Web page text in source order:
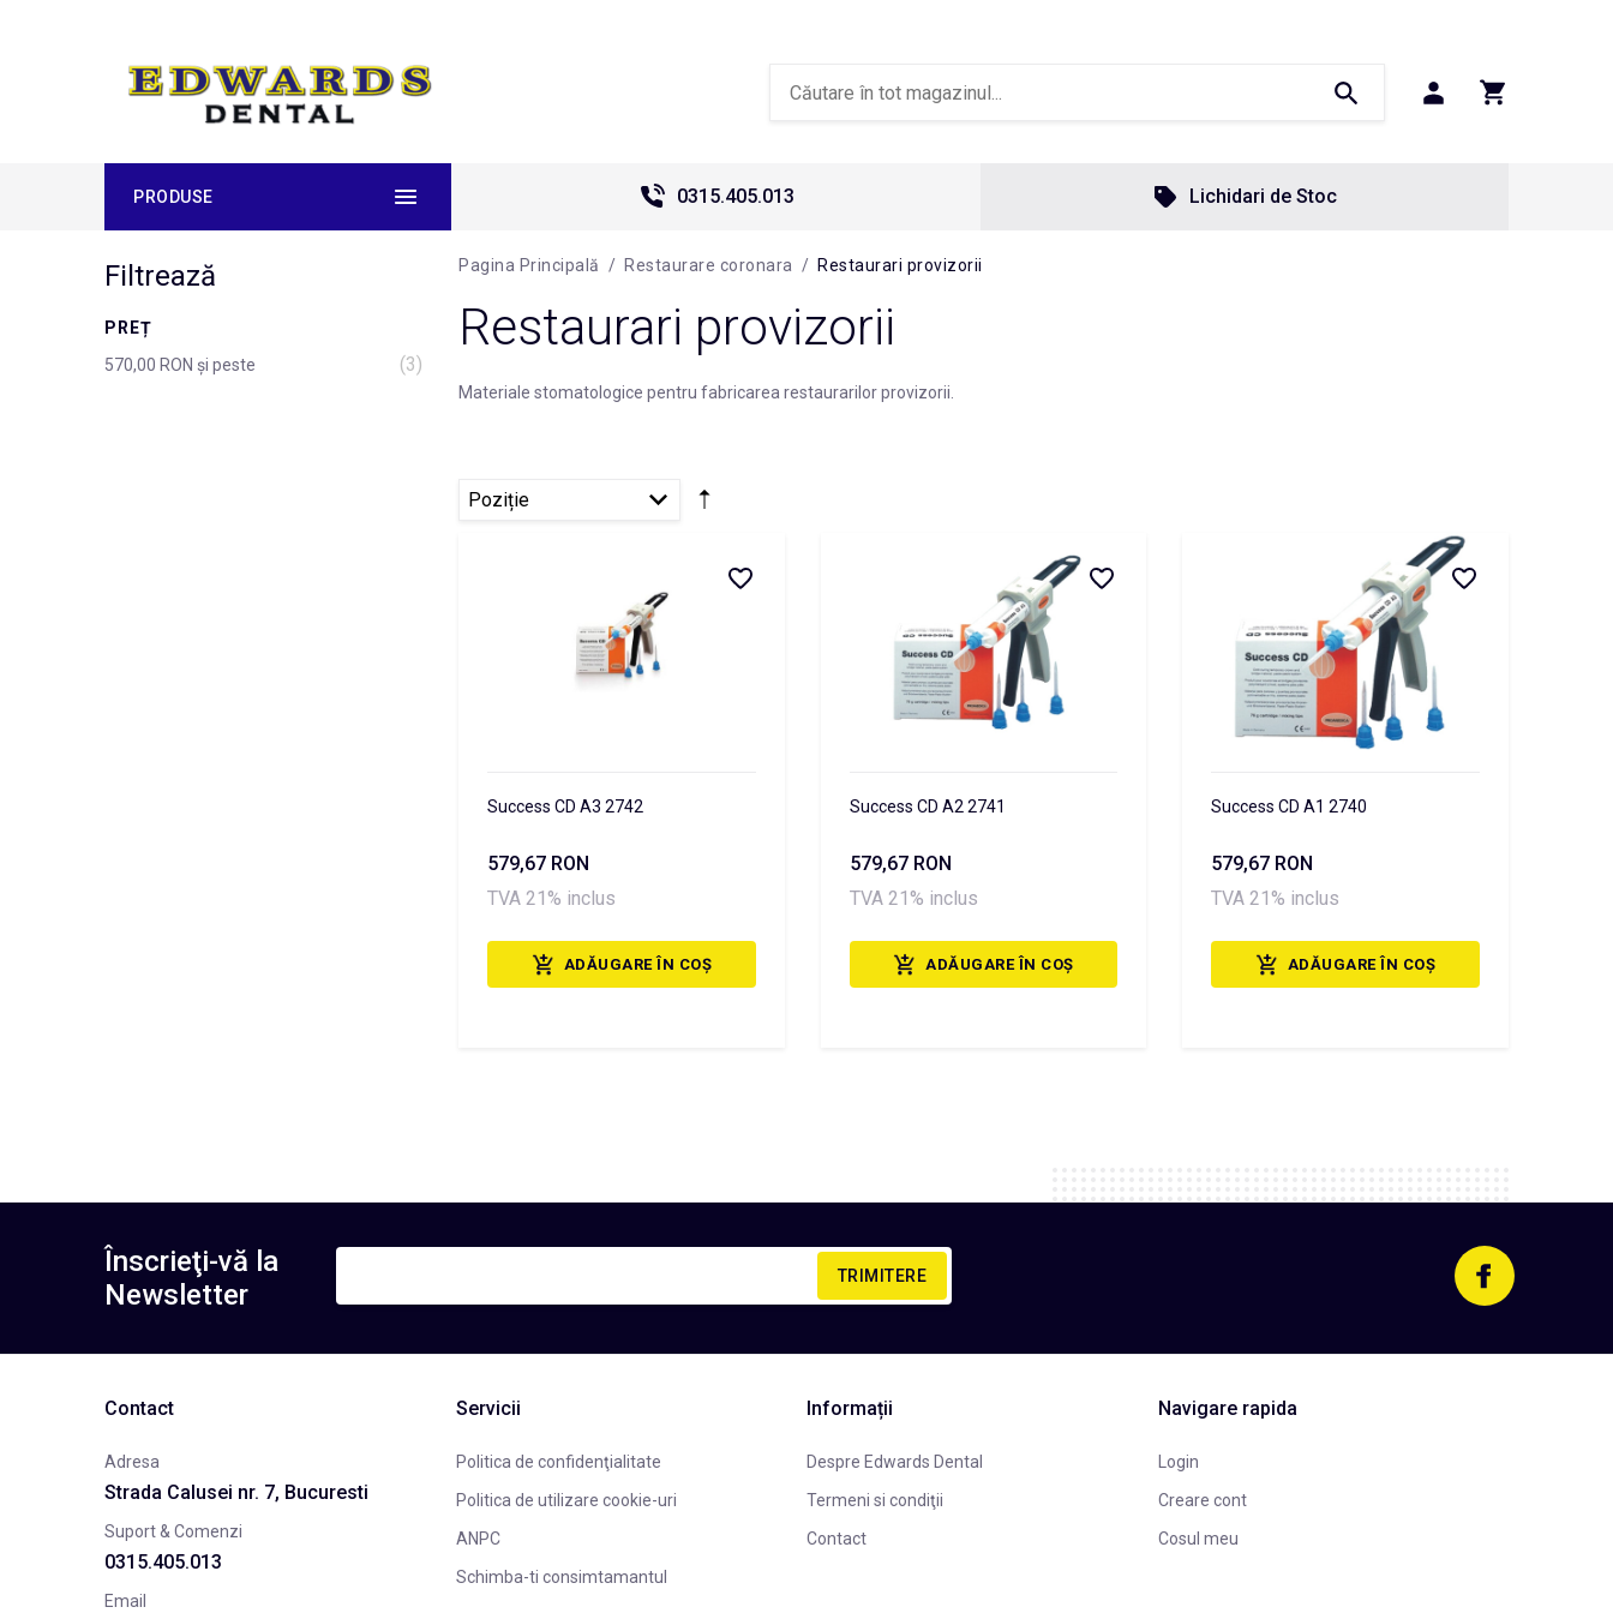
PRODUSE 0315.405.013 Lichidari de Stoc
Filtrează
PREȚ
570,00 RON și peste (3)
Pagina Principală / Restaurare coronara / Restaurari provizorii
Restaurari provizorii
Materiale stomatologice pentru fabricarea restaurarilor provizorii.
Success CD A3 2742
579,67 RON
TVA 21% inclus
ADĂUGARE ÎN COȘ
Success CD A2 2741
579,67 RON
TVA 21% inclus
ADĂUGARE ÎN COȘ
Success CD A1 2740
579,67 RON
TVA 21% inclus
ADĂUGARE ÎN COȘ
Înscrieţi-vă la
Newsletter
TRIMITERE
Contact
Adresa
Strada Calusei nr. 7, Bucuresti
Suport & Comenzi
0315.405.013
Email
Servicii
Politica de confidenţialitate
Politica de utilizare cookie-uri
ANPC
Schimba-ti consimtamantul
Informații
Despre Edwards Dental
Termeni si condiţii
Contact
Navigare rapida
Login
Creare cont
Cosul meu